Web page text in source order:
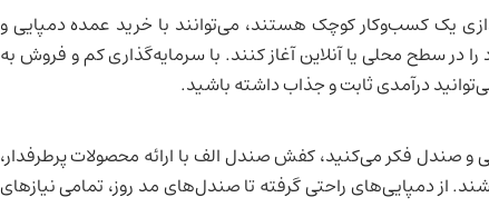
یک کسب‌وکار کوچک هستند، می‌توانند با خرید عمده دمپایی و
سطح محلی یا آنلاین آغاز کنند. با سرمایه‌گذاری کم و فروش به
درآمدی ثابت و جذاب داشته باشید.
صندل فکر می‌کنید، کفش صندل الف با ارائه محصولات پرطرفدار،
دمپایی‌های راحتی گرفته تا صندل‌های مد روز، تمامی نیازهای